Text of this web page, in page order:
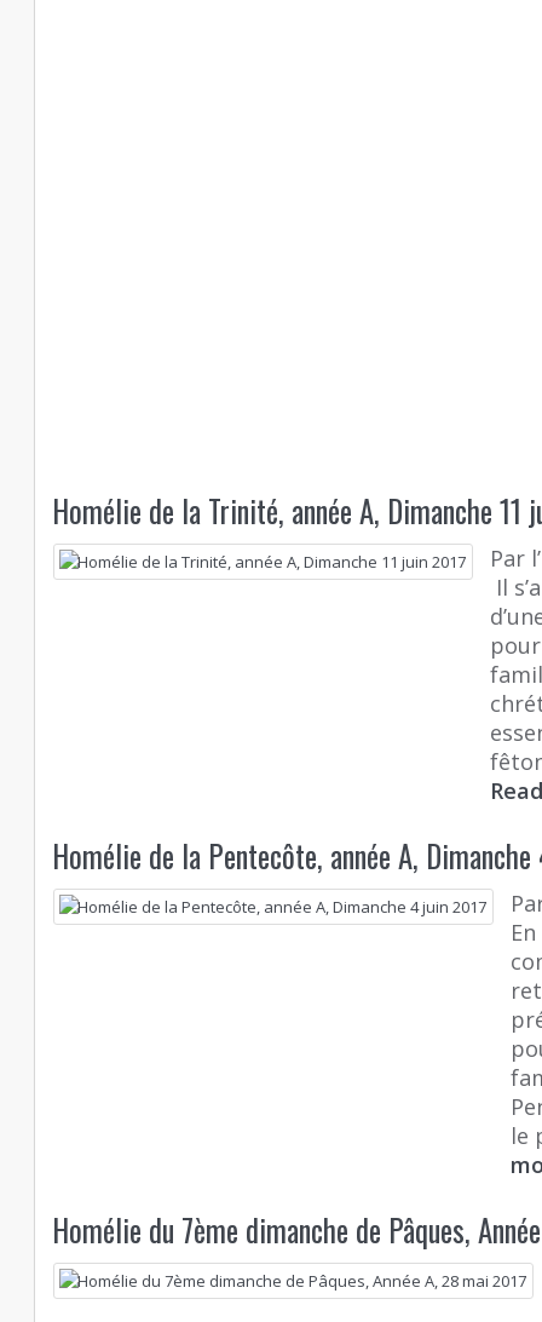
Homélie de la Trinité, année A, Dimanche 11
Par
Il
Homélie de la Pentecôte, année A,
le
Homélie du 7ème dimanche de Pâques,